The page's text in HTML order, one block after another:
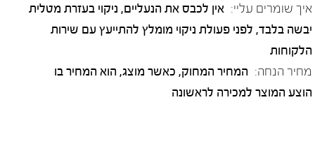
איך שומרים עליי: אין לכבס את הנעליים, ניקוי בעזרת מטלית
יבשה בלבד, לפני פעולת ניקוי מומלץ להתייעץ עם שירות
הלקוחות
מחיר הנחה: המחיר המחוק, כאשר מוצג, הוא המחיר בו
הוצע המוצר למכירה לראשונה